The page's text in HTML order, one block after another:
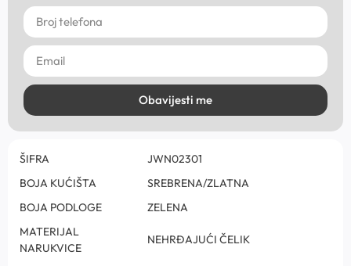
Obavijesti me
ŠIFRA
JWN02301
BOJA KUĆIŠTA
SREBRENA/ZLATNA
BOJA PODLOGE
ZELENA
MATERIJAL
NARUKVICE
NEHRĐAJUĆI ČELIK